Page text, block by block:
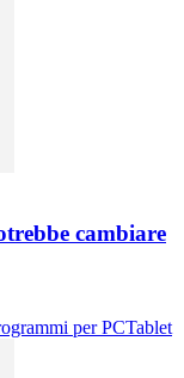
cambiare
per PCTablet